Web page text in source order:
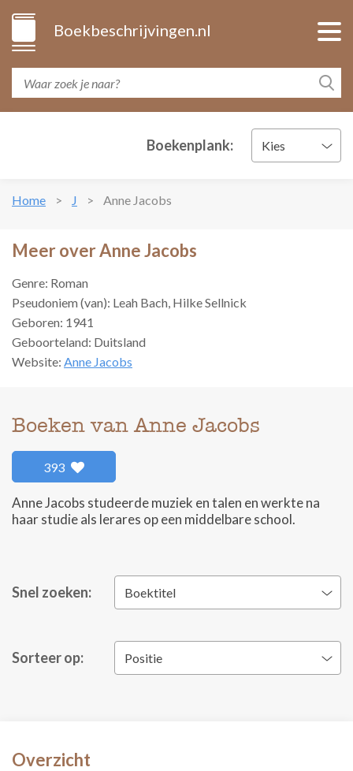
Boekbeschrijvingen.nl
Boekenplank: Kies
Home J Anne Jacobs
Meer over Anne Jacobs
Genre: Roman
Pseudoniem (van): Leah Bach, Hilke Sellnick
Geboren: 1941
Geboorteland: Duitsland
Website: Anne Jacobs
Boeken van Anne Jacobs
393
Anne Jacobs studeerde muziek en talen en werkte na
haar studie als lerares op een middelbare school.
Snel zoeken: Boektitel
Sorteer op: Positie
Overzicht